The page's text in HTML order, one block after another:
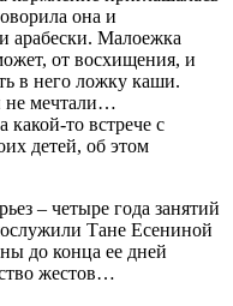
она и
арабески. Малоежка
от восхищения, и
в него ложку каши.
не мечтали…
какой-то встрече с
детей, об этом
– четыре года занятий
Тане Есениной
до конца ее дней
жестов…